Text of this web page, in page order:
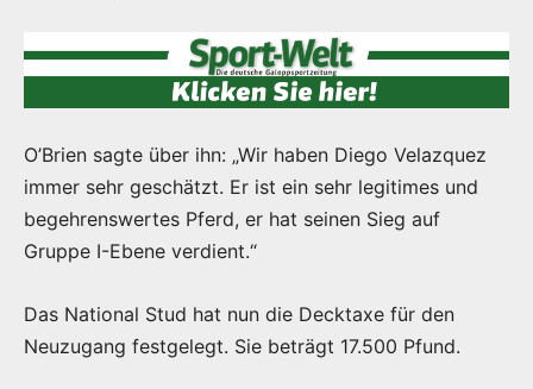
O’Brien sagte über ihn: „Wir haben Diego Velazquez
immer sehr geschätzt. Er ist ein sehr legitimes und
begehrenswertes Pferd, er hat seinen Sieg auf
Gruppe I-Ebene verdient.“
Das National Stud hat nun die Decktaxe für den
Neuzugang festgelegt. Sie beträgt 17.500 Pfund.